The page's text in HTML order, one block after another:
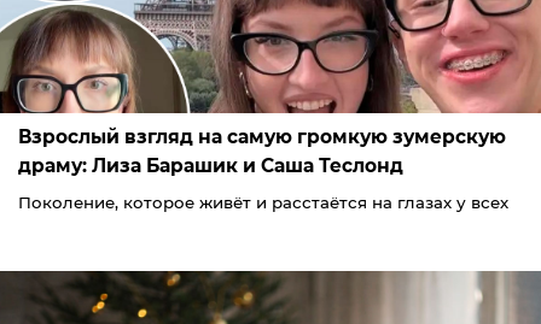
Взрослый взгляд на самую громкую зумерскую
драму: Лиза Барашик и Саша Теслонд
Поколение, которое живёт и расстаётся на глазах у всех